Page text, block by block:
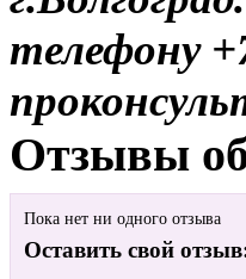
телефону
Отзывы об
Пока нет ни одного отзыва
Оставить свой